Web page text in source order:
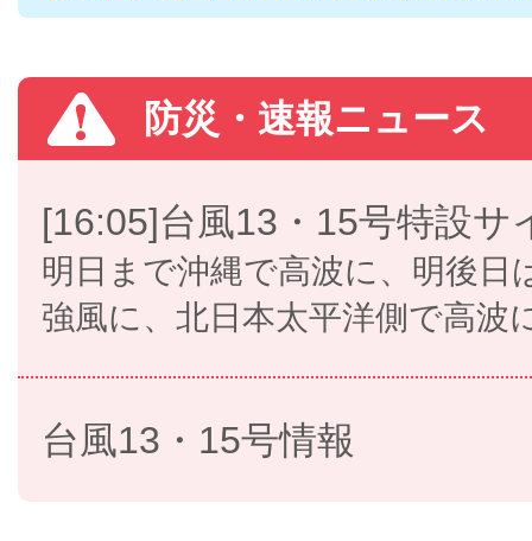
防災・速報ニュース
[16:05]台風13・15号特設サ
明日まで沖縄で高波に、明後日
強風に、北日本太平洋側で高波
台風13・15号情報